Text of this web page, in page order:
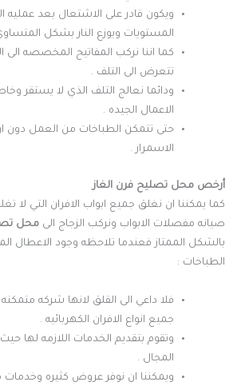
ويكون قادر على الاشتعال بعد عمليه
المستويات ويوزع النار بشكل
كما اننا نركب المفاتيح المخصصه الى
تتعرض الى التلف .
ودائما نعالج التلف الذي لا يستقر
الاعمال الجيده .
حتى تتمكن الطباخات من العمل دون
الاسمرار .
أرخص محل تصليح فرن الغاز
كما يمكننا ان نغلق جميع ابواب الافران التي لا
صيانه مفصلات الابواب ونركب الزجاج الى محل
بالشكل الممتاز فعندما تلاحظه وجود الاعطال
الطباخات :
فلا داعي الى القلق لانها شركه
جميع انواع الافران الكهربائيه .
وتقوم بتقديم الخدمات اللازمه لها
المجال .
ويمكننا ان نوفر عروض كثيره وخدمات